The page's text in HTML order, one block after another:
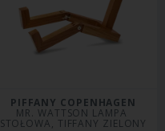
PIFFANY COPENHAGEN
MR. WATTSON LAMPA
STOŁOWA, TIFFANY ZIELONY